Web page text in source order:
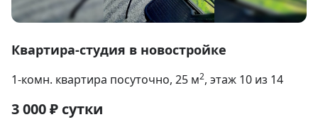
1
12
Квартира-студия в новостройке
1-комн. квартира посуточно, 25 м2, этаж 10 из 14
3 000₽ сутки